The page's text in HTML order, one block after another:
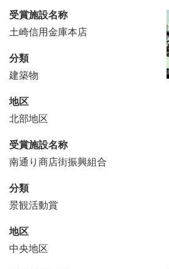
受賞施設名称
土崎信用金庫本店
分類
建築物
地区
北部地区
受賞施設名称
南通り商店街振興組合
分類
景観活動賞
地区
中央地区